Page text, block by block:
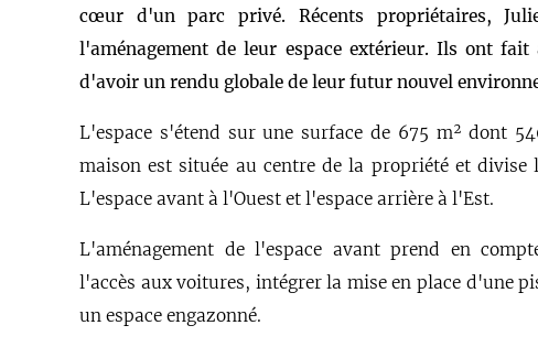
cœur d'un parc privé. Récents propriétaires,
l'aménagement de leur espace extérieur. Ils ont
d'avoir un rendu globale de leur futur nouvel
L'espace s'étend sur une surface de 675 m² dont
maison est située au centre de la propriété et divise
L'espace avant à l'Ouest et l'espace arrière à l'Est.
L'aménagement de l'espace avant prend en
l'accès aux voitures, intégrer la mise en place d'une
un espace engazonné.